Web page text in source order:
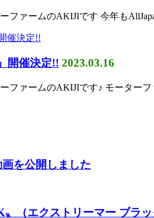
ファームのAKIJIです 今年も
開催決定!! 2023.03.16
ファームのAKIJIです♪ モーター
画を公開しました
（エクストリーマー ブラ